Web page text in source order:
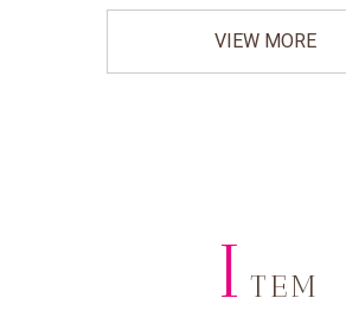
VIEW MORE
I TEM